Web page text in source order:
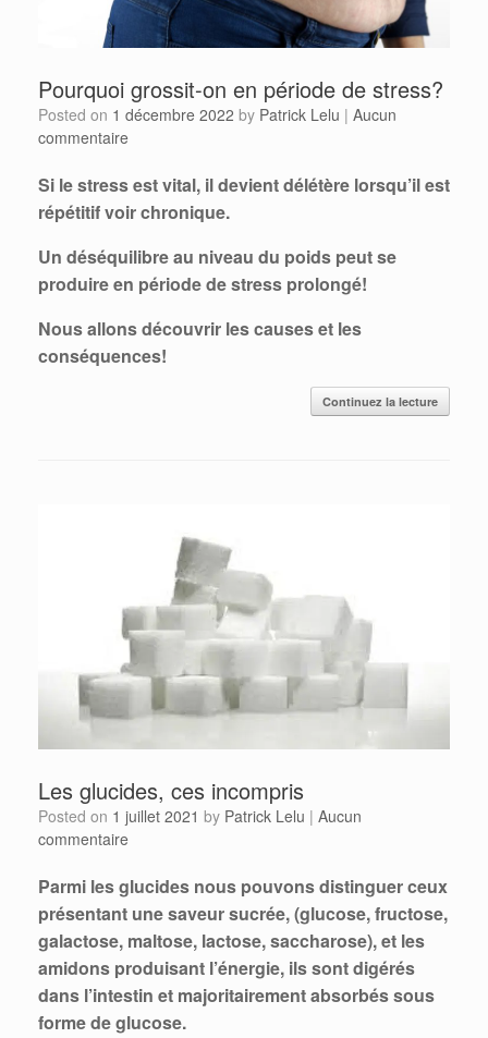
Pourquoi grossit-on en période de stress?
Posted on 1 décembre 2022 by Patrick Lelu | Aucun
commentaire
Si le stress est vital, il devient délétère lorsqu’il est
répétitif voir chronique.
Un déséquilibre au niveau du poids peut se
produire en période de stress prolongé!
Nous allons découvrir les causes et les
conséquences!
Continuez la lecture
Les glucides, ces incompris
Posted on 1 juillet 2021 by Patrick Lelu | Aucun
commentaire
Parmi les glucides nous pouvons distinguer ceux
présentant une saveur sucrée, (glucose, fructose,
galactose, maltose, lactose, saccharose), et les
amidons produisant l’énergie, ils sont digérés
dans l’intestin et majoritairement absorbés sous
forme de glucose.